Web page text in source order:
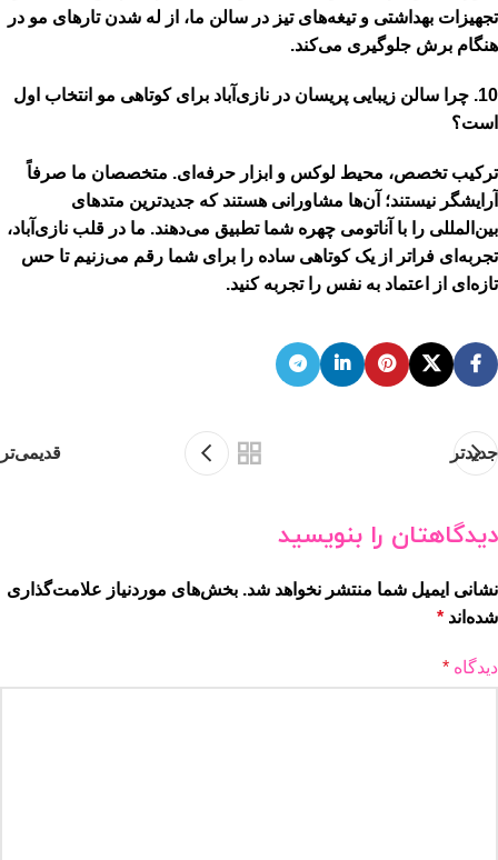
تجهیزات بهداشتی و تیغه‌های تیز در سالن ما، از له شدن تارهای مو در
هنگام برش جلوگیری می‌کند.
10. چرا سالن زیبایی پریسان در نازی‌آباد برای کوتاهی مو انتخاب اول
است؟
ترکیبتخصص، محیط لوکس و ابزار حرفه‌ای. متخصصان ما صرفاً
آرایشگر نیستند؛ آن‌ها مشاورانی هستند که جدیدترین متدهای
بین‌المللی را با آناتومی چهره شما تطبیق می‌دهند. ما در قلب نازی‌آباد،
تجربه‌ای فراتر از یک کوتاهی ساده را برای شما رقم می‌زنیم تا حس
تازه‌ای از اعتماد به نفس را تجربه کنید.
جدیدتر قدیمی‌تر
دیدگاهتان را بنویسید
نشانی ایمیل شما منتشر نخواهد شد. بخش‌های موردنیاز علامت‌گذاری
شده‌اند *
دیدگاه *